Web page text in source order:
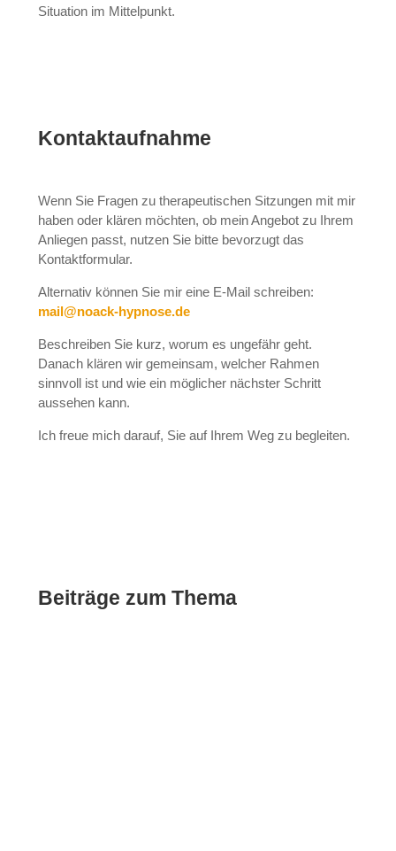
Situation im Mittelpunkt.
Kontaktaufnahme
Wenn Sie Fragen zu therapeutischen Sitzungen mit mir
haben oder klären möchten, ob mein Angebot zu Ihrem
Anliegen passt, nutzen Sie bitte bevorzugt das
Kontaktformular.
Alternativ können Sie mir eine E-Mail schreiben:
mail@noack-hypnose.de
Beschreiben Sie kurz, worum es ungefähr geht.
Danach klären wir gemeinsam, welcher Rahmen
sinnvoll ist und wie ein möglicher nächster Schritt
aussehen kann.
Ich freue mich darauf, Sie auf Ihrem Weg zu begleiten.
Beiträge zum Thema